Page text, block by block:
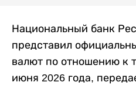
Национальный банк
представил
валют по отношению к
июня 2026 года,